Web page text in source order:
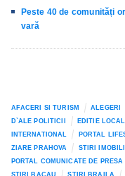
Peste 40 de comunități
vară
AFACERI SI TURISM ALEGERI
D`ALE POLITICII
EDITIE
INTERNATIONAL
PORTAL
ZIARE PRAHOVA
STIRI
PORTAL COMUNICATE DE PRESA